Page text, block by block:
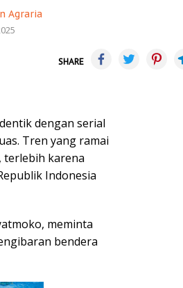
Agraria
SHARE
dengan serial
Tren yang ramai
terlebih karena
Indonesia
meminta
bendera